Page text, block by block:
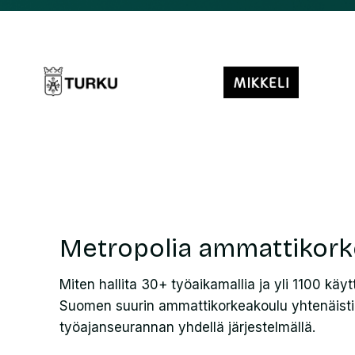
Metropolia
Miten hallita 30+ työaikamallia ja yli 1100
Suomen suurin ammattikorkeakoulu yhtenäisti
työajanseurannan yhdellä järjestelmällä.